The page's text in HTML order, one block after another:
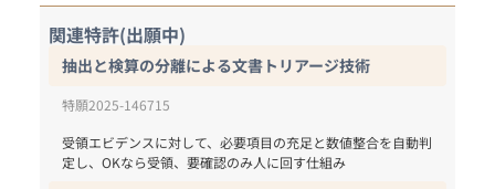
関連特許(出願中)
抽出と検算の分離による文書トリアージ技術
特願2025-146715
受領エビデンスに対して、必要項目の充足と数値整合を自動判
定し、OKなら受領、要確認のみ人に回す仕組み